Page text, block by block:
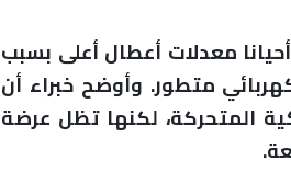
معدلات أعطال أعلى بسبب
متطور. وأوضح خبراء أن
المتحركة، لكنها تظل عرضة